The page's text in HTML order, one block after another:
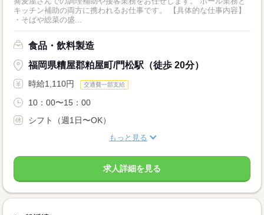
キッチン補助の両方に携われるお仕事です。 【具体的な仕事内容】
・そばや総菜の盛...
食品・飲料製造
福岡県糟屋郡粕屋町/門松駅（徒歩 20分）
時給1,110円 交通費一部支給
10：00〜15：00
シフト（週1日〜OK）
もっと見る
求人詳細を見る